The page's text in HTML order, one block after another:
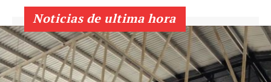
Noticias de ultima hora